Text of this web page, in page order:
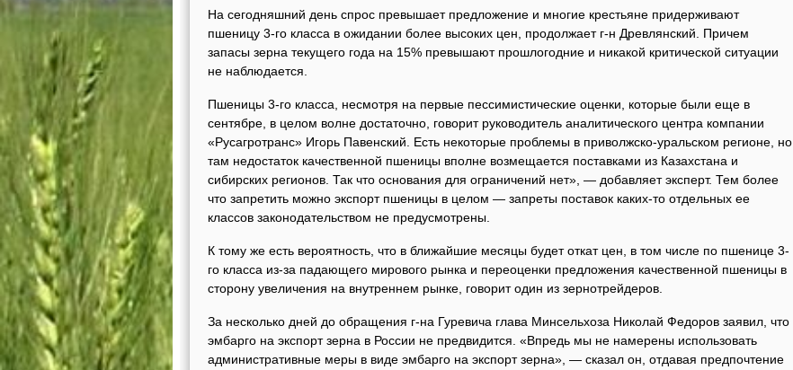
На сегодняшний день спрос превышает предложение и многие крестьяне придерживают
пшеницу 3-го класса в ожидании более высоких цен, продолжает г-н Древлянский. Причем
запасы зерна текущего года на 15% превышают прошлогодние и никакой критической ситуации
не наблюдается.
Пшеницы 3-го класса, несмотря на первые пессимистические оценки, которые были еще в
сентябре, в целом волне достаточно, говорит руководитель аналитического центра компании
«Русагротранс» Игорь Павенский. Есть некоторые проблемы в приволжско-уральском регионе, но
там недостаток качественной пшеницы вполне возмещается поставками из Казахстана и
сибирских регионов. Так что основания для ограничений нет», — добавляет эксперт. Тем более
что запретить можно экспорт пшеницы в целом — запреты поставок каких-то отдельных ее
классов законодательством не предусмотрены.
К тому же есть вероятность, что в ближайшие месяцы будет откат цен, в том числе по пшенице 3-
го класса из-за падающего мирового рынка и переоценки предложения качественной пшеницы в
сторону увеличения на внутреннем рынке, говорит один из зернотрейдеров.
За несколько дней до обращения г-на Гуревича глава Минсельхоза Николай Федоров заявил, что
эмбарго на экспорт зерна в России не предвидится. «Впредь мы не намерены использовать
административные меры в виде эмбарго на экспорт зерна», — сказал он, отдавая предпочтение